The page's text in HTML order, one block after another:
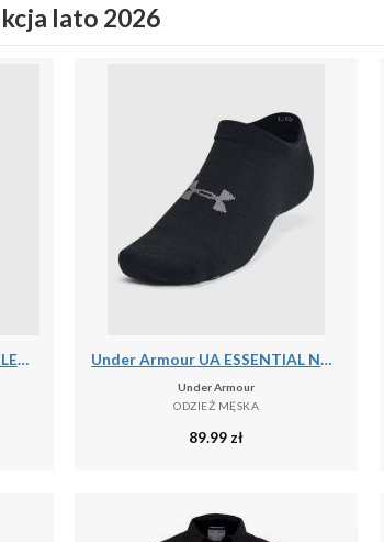
lato 2026
Under Armour UA ARMOUR FLEECE JOGGERS Spodnie męskie Under Armour UA ESSENTIAL NO SHOW 6PK Skarpety uniseks
Under Armour
ODZIEŻ MĘSKA
89.99 zł